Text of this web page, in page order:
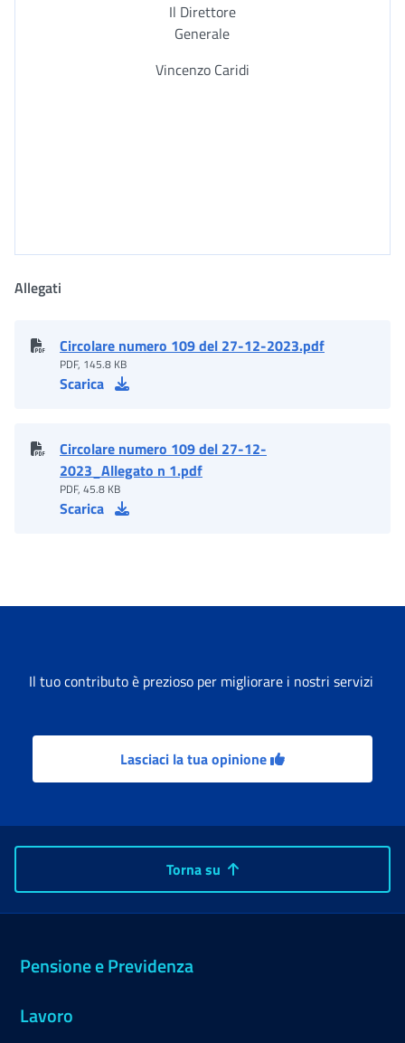
Il Direttore
Generale
Vincenzo Caridi
Allegati
Circolare numero 109 del 27-12-2023.pdf
PDF, 145.8 KB
Scarica
Circolare numero 109 del 27-12-
2023_Allegato n 1.pdf
PDF, 45.8 KB
Scarica
Il tuo contributo è prezioso per migliorare i nostri servizi
Lasciaci la tua opinione
Torna su
Pensione e Previdenza
Lavoro